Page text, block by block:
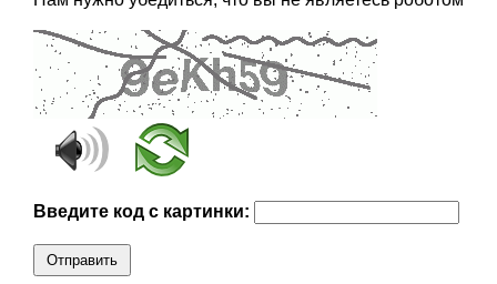
Введите код с картинки:
Отправить